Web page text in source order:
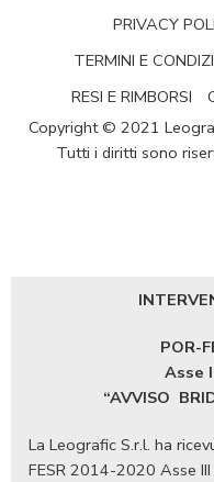
PRIVACY
TERMINI E
RESI E RIMBORSI
Copyright © 2021
Tutti i diritti sono
POR-
Asse
“AVVISO
La Leografic S.r.l. ha
FESR 2014-2020 Asse III